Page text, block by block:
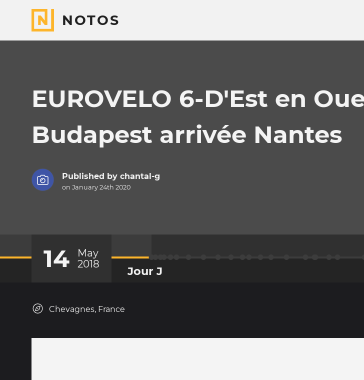
NOTOS
EUROVELO 6-D'Est en
Budapest arrivée Nantes
Published by chantal-g
on January 24th 2020
14
May
2018
Jour J
Chevagnes, France